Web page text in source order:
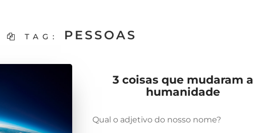
TAG: PESSOAS
3 coisas que mudaram a
humanidade
Qual o adjetivo do nosso nome?